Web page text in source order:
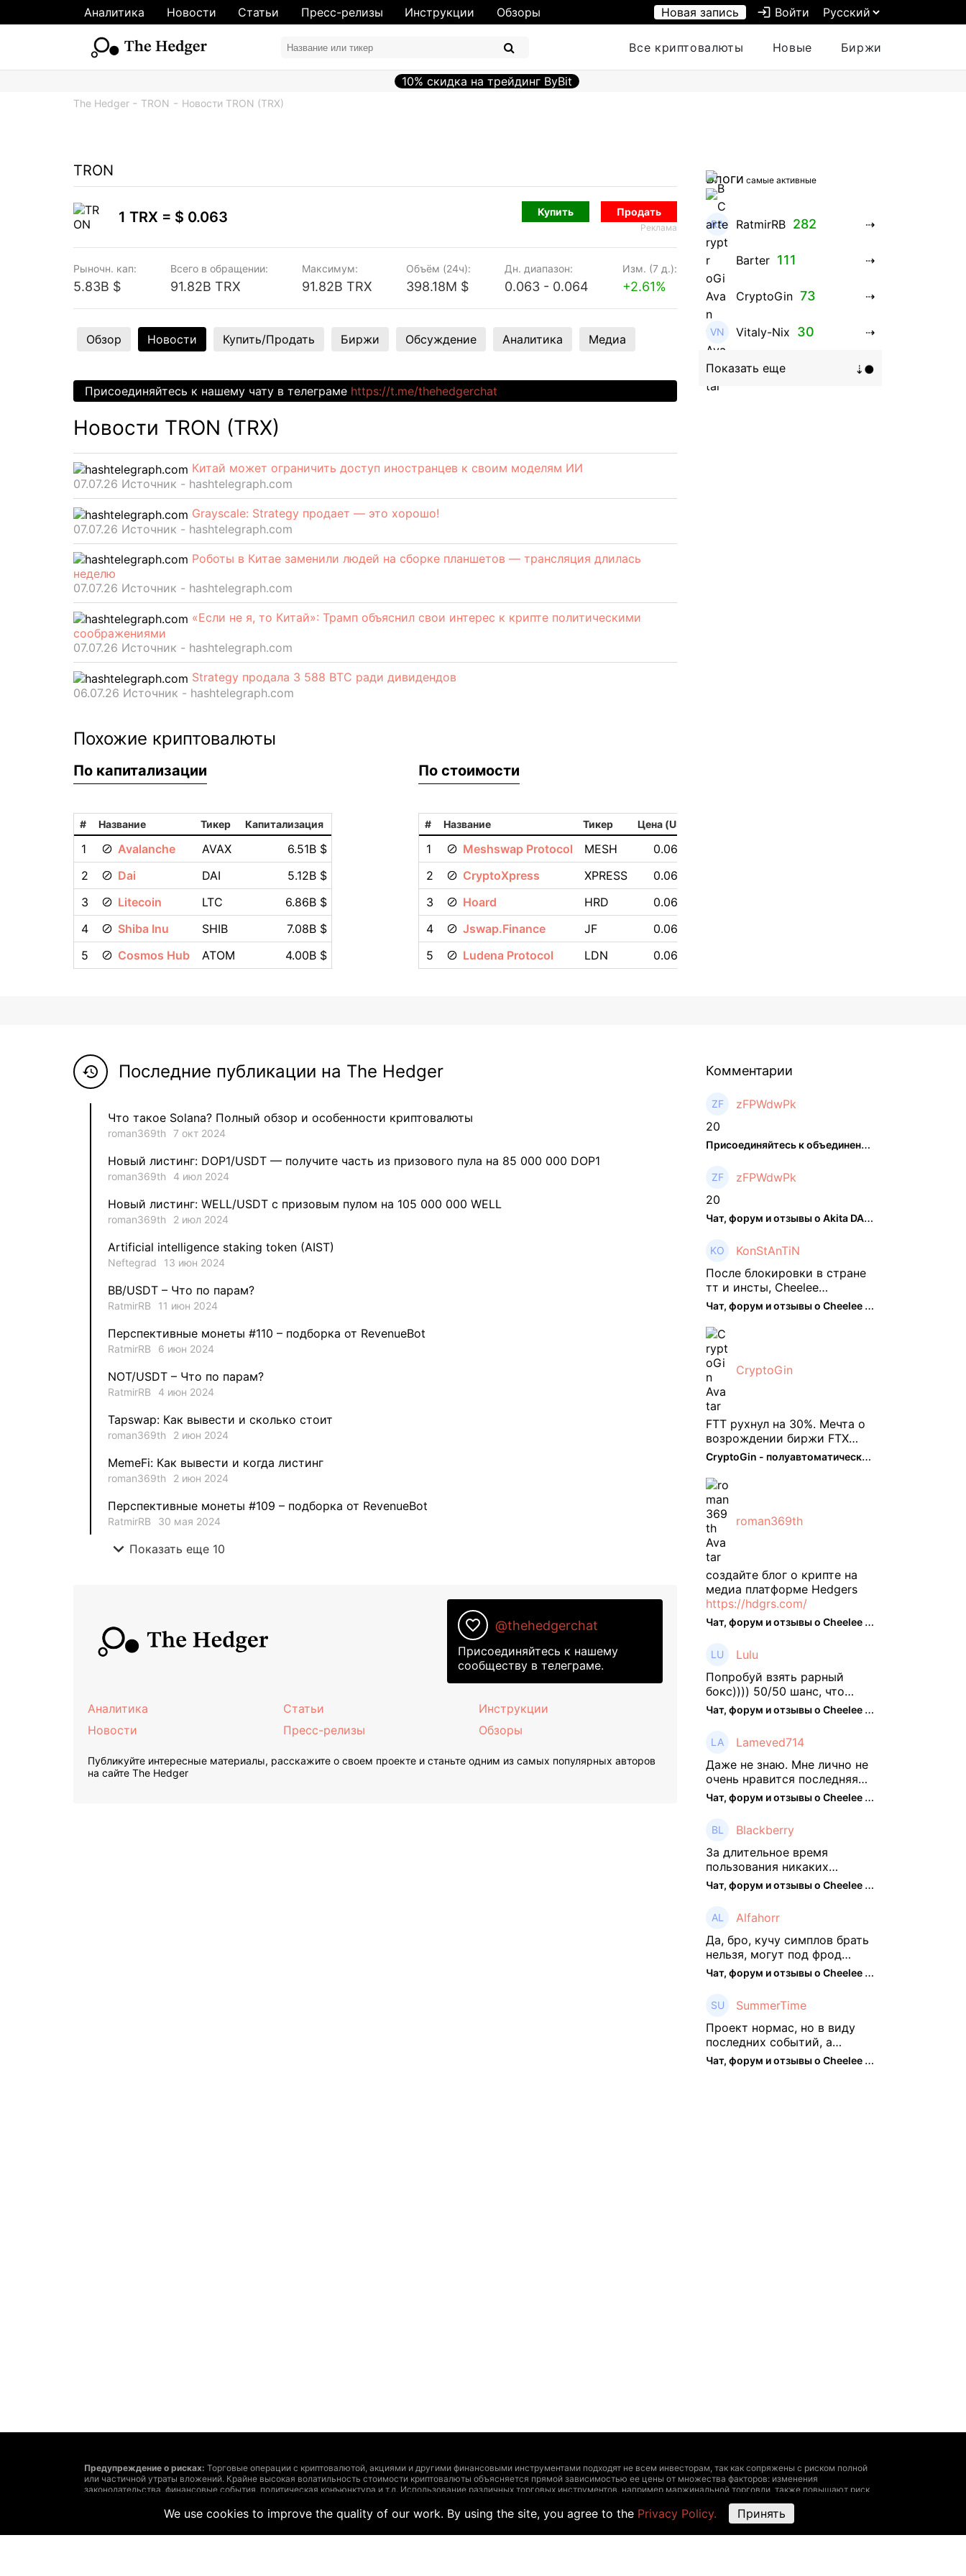
Аналитика Новости Статьи Пресс-релизы Инструкции Обзоры Новая запись login Войти
Все криптовалюты Новые Биржи
10% скидка на трейдинг ByBit
The Hedger TRON Новости TRON (TRX)
TRON
1 TRX = $ 0.063 Купить Продать
Реклама
Рыночн. кап:
5.83B $
Всего в обращении:
91.82B TRX
Максимум:
91.82B TRX
Объём (24ч):
398.18M $
Дн. диапазон:
0.063 - 0.064
Изм. (7 д.):
+2.61%
Обзор Новости Купить/Продать Биржи Обсуждение Аналитика Медиа
Присоединяйтесь к нашему чату в телеграме https://t.me/thehedgerchat
Новости TRON (TRX)
Китай может ограничить доступ иностранцев к своим моделям ИИ
07.07.26 Источник - hashtelegraph.com
Grayscale: Strategy продает — это хорошо!
07.07.26 Источник - hashtelegraph.com
Роботы в Китае заменили людей на сборке планшетов — трансляция длилась
неделю
07.07.26 Источник - hashtelegraph.com
«Если не я, то Китай»: Трамп объяснил свои интерес к крипте политическими
соображениями
07.07.26 Источник - hashtelegraph.com
Strategy продала 3 588 BTC ради дивидендов
06.07.26 Источник - hashtelegraph.com
Похожие криптовалюты
По капитализации
# Название Тикер Капитализация
1 Avalanche AVAX
6.51B $
2
Dai DAI
5.12B $
3
Litecoin LTC
6.86B $
4
Shiba Inu SHIB
7.08B $
5
Cosmos Hub ATOM 4.00B $
По стоимости
# Название Тикер Цена (USD)
1 Meshswap Protocol MESH
0.063 $
2
CryptoXpress XPRESS
0.064 $
3
Hoard HRD
0.064 $
4
Jswap.Finance JF
0.064 $
5
Ludena Protocol LDN 0.063 $
Блоги самые активные
RatmirRB 282
Barter 111
CryptoGin 73
Vitaly-Nix 30
Hanna_Zolo4evskaya 16
history Последние публикации на The Hedger
Что такое Solana? Полный обзор и особенности криптовалюты
roman369th 7 окт 2024
Новый листинг: DOP1/USDT — получите часть из призового пула на 85 000 000 DOP1
roman369th 4 июл 2024
Новый листинг: WELL/USDT с призовым пулом на 105 000 000 WELL
roman369th 2 июл 2024
Artificial intelligence staking token (AIST)
Neftegrad 13 июн 2024
BB/USDT – Что по парам?
RatmirRB 11 июн 2024
Перспективные монеты #110 – подборка от RevenueBot
RatmirRB 6 июн 2024
NOT/USDT – Что по парам?
RatmirRB 4 июн 2024
Tapswap: Как вывести и сколько стоит
roman369th 2 июн 2024
MemeFi: Как вывести и когда листинг
roman369th 2 июн 2024
Перспективные монеты #109 – подборка от RevenueBot
RatmirRB 30 мая 2024
expand_more Показать еще 10
favorite_border @thehedgerchat
Присоединяйтесь к нашему
сообществу в телеграме.
Аналитика
Новости
Статьи
Пресс-релизы
Инструкции
Обзоры
Публикуйте интересные материалы, расскажите о своем проекте и станьте одним из самых популярных авторов
на сайте The Hedger
Комментарии
zFPWdwPk
20
Присоединяйтесь к объединенном ...
zFPWdwPk
20
Чат, форум и отзывы о Akita DAO (HACHI) - The Hedger
KonStAnTiN
После блокировки в стране
тт и инсты, Cheelee
пришелся как нельзя кстати.
Классно что его можно
юзать без так уже всем
надоевшего vpn. Сейчас
просто чилю и наслаждаюсь
др ...
Чат, форум и отзывы о Cheelee (CHEELEE) - The Hedger
CryptoGin
FTT рухнул на 30%. Мечта о
возрождении биржи FTX
испаряется, вызывая
массовую распродажу ее
собственного токена FTT. По
словам Кайко , 5 февраля
FTT, ныне бесполезная ...
CryptoGin - полуавтоматический ...
roman369th
создайте блог о крипте на
медиа платформе Hedgers
https://hdgrs.com/
Чат, форум и отзывы о Cheelee (CHEELEE) - The Hedger
Lulu
Попробуй взять рарный
бокс)))) 50/50 шанс, что
выпадут рарки, только если
брать будешь, отпиши потом
что да как))
Чат, форум и отзывы о Cheelee (CHEELEE) - The Hedger
Lameved714
Даже не знаю. Мне лично не
очень нравится последняя
обнова. Благо у меня айфон
и базовые механики
платформы остались не
тронуты. То есть нет
автоматической прокачки
как у ...
Чат, форум и отзывы о Cheelee (CHEELEE) - The Hedger
Blackberry
За длительное время
пользования никаких
нареканий работу проекта у
меня не было, но в
последнее несколько
месяцев как то его
подзабросил (было много
изменений, решил отси ...
Чат, форум и отзывы о Cheelee (CHEELEE) - The Hedger
Alfahorr
Да, бро, кучу симплов брать
нельзя, могут под фрод
замести Я пока на 2 парах +
старты, полет нормальный🤓
👌🏻
Чат, форум и отзывы о Cheelee (CHEELEE) - The Hedger
SummerTime
Проект нормас, но в виду
последних событий, а
именно труднодоступности
рарок, придется теперь
Чат, форум и отзывы о Cheelee (CHEELEE) - The Hedger
Предупреждение о рисках: Торговые операции с криптовалютой, акциями и другими финансовыми инструментами подходят не всем инвесторам, так как сопряжены с риском полной
или частичной утраты вложений. Крайне высокая волатильность стоимости криптовалюты объясняется прямой зависимостью ее цены от множества факторов: изменения
законодательства, финансовые события, политическая конъюнктура и т.д. Использование различных торговых инструментов, например маржинальной торговли, также повышают риск
Решение о сделках с криптовалютами или финансовыми инструментами должно основываться на четырех сопряженных факторах: личный опыт, исчерпывающая информация о всех
затратах и рисках, точно определенные задачи инвестирования, допустимый уровень риска. Дополнительно рекомендуем проконсультироваться у профессионала.
Помните: размещенная на этом сайте информация может утратить актуальность и содержать неточности, а указанные цены и другие данные — быть ориентировочными, не
We use cookies to improve the quality of our work. By using the site, you agree to the Privacy Policy. Принять